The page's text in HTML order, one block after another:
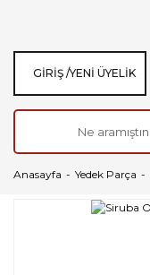
GIRIŞ /YENI ÜYELIK
Anasayfa Yedek Parça